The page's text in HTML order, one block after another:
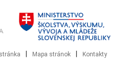
Mapa stránok Kontakty